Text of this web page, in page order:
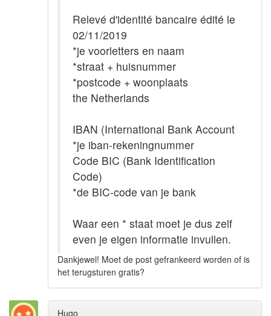
Relevé d'identité bancaire édité le
02/11/2019
*je voorletters en naam
*straat + huisnummer
*postcode + woonplaats
the Netherlands
IBAN (International Bank Account
*je iban-rekeningnummer
Code BIC (Bank Identification
Code)
*de BIC-code van je bank
Waar een * staat moet je dus zelf
even je eigen informatie invullen.
Dankjewel! Moet de post gefrankeerd worden of is
het terugsturen gratis?
Hugo